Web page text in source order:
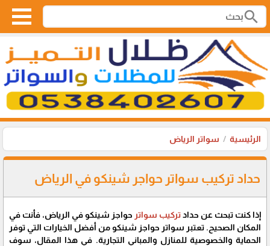
search
الرئيسية سواتر الرياض
حداد تركيب سواتر حواجر شينكو في الرياض
إذا كنت تبحث عن حدادتركيب سواتر حواجز شينكو في الرياض، فأنت في
المكان الصحيح. تعتبر سواتر حواجز شينكو من أفضل الخيارات التي توفر
الحماية والخصوصية للمنازل والمباني التجارية. في هذا المقال، سوف